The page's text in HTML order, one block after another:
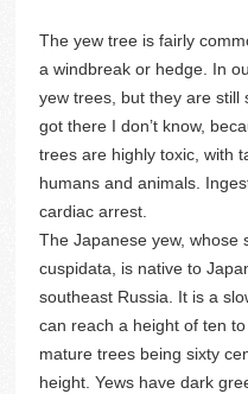
The yew tree is fairly
a windbreak or hedge. In
yew trees, but they are still
got there I don’t know,
trees are highly toxic, with
humans and animals.
cardiac arrest.
The Japanese yew, whose
cuspidata, is native to
southeast Russia. It is a
can reach a height of ten
mature trees being sixty
height. Yews have dark